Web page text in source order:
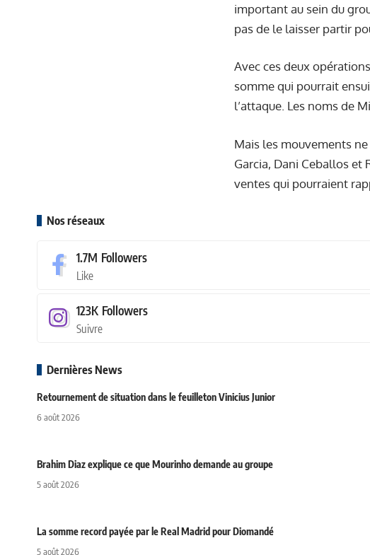
important au sein du
pas de le laisser partir
Avec ces deux
somme qui pourrait
l’attaque. Les noms de
Mais les mouvements
Garcia, Dani Ceballos et
ventes qui pourraient
Nos réseaux
1.7M Followers
Like
123K Followers
Suivre
Dernières News
Retournement de situation dans le feuilleton Vinicius Junior
6 août 2026
Brahim Diaz explique ce que Mourinho demande au groupe
5 août 2026
La somme record payée par le Real Madrid pour Diomandé
5 août 2026